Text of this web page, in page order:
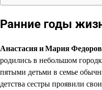
Ранние годы
Анастасия и Мария
родились в небольшом
пятыми детьми в семье
детства сестры проявили